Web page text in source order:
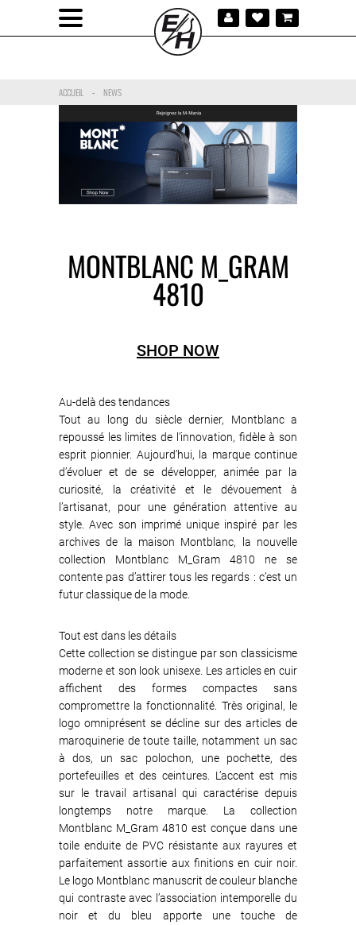
ACCUEIL - NEWS
MONTBLANC M_GRAM
4810
SHOP NOW
Au-delà des tendances
Tout au long du siècle dernier, Montblanc a
repoussé les limites de l’innovation, fidèle à son
esprit pionnier. Aujourd’hui, la marque continue
d’évoluer et de se développer, animée par la
curiosité, la créativité et le dévouement à
l’artisanat, pour une génération attentive au
style. Avec son imprimé unique inspiré par les
archives de la maison Montblanc, la nouvelle
collection Montblanc M_Gram 4810 ne se
contente pas d’attirer tous les regards : c’est un
futur classique de la mode.
Tout est dans les détails
Cette collection se distingue par son classicisme
moderne et son look unisexe. Les articles en cuir
affichent des formes compactes sans
compromettre la fonctionnalité. Très original, le
logo omniprésent se décline sur des articles de
maroquinerie de toute taille, notamment un sac
à dos, un sac polochon, une pochette, des
portefeuilles et des ceintures. L’accent est mis
sur le travail artisanal qui caractérise depuis
longtemps notre marque. La collection
Montblanc M_Gram 4810 est conçue dans une
toile enduite de PVC résistante aux rayures et
parfaitement assortie aux finitions en cuir noir.
Le logo Montblanc manuscrit de couleur blanche
qui contraste avec l’association intemporelle du
noir et du bleu apporte une touche de